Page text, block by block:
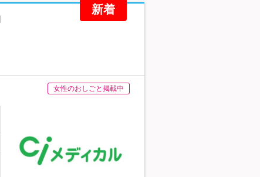
新着
女性のおしごと掲載中